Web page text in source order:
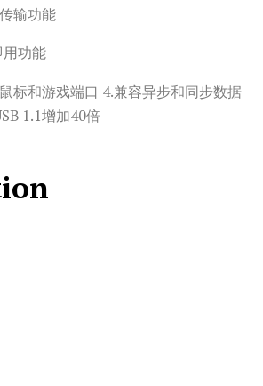
输功能
功能
标和游戏端口 4.兼容异步和同步数据
1.1增加40倍